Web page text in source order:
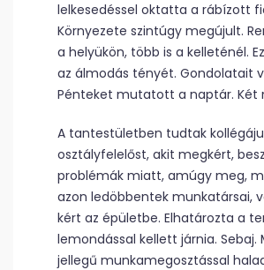
lelkesedéssel oktatta a rábízott
Környezete szintúgy megújult.
a helyükön, több is a kelleténél.
az álmodás tényét. Gondolatait
Pénteket mutatott a naptár. Két
A tantestületben tudtak
osztályfelelőst, akit megkért,
problémák miatt, amúgy meg,
azon ledöbbentek munkatársai,
kért az épületbe. Elhatározta a
lemondással kellett járnia.
jellegű munkamegosztással